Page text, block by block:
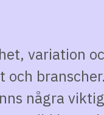
variation
och
några